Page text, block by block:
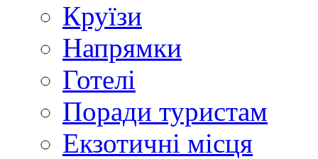
Круїзи
Напрямки
Готелі
Поради туристам
Екзотичні місця